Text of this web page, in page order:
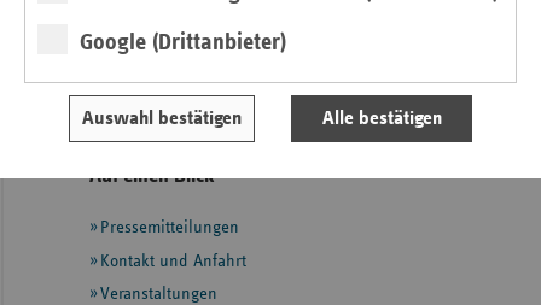
Google (Drittanbieter)
Auswahl bestätigen Alle bestätigen
Landesvertretung Thüringen
E-Mail:Anne.Osterland@vdek.com
weiteren
Informationen
Auf einen Blick
Pressemitteilungen
Kontakt und Anfahrt
Veranstaltungen